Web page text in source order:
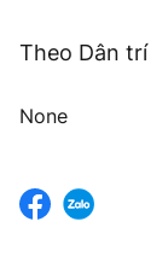
Theo Dân trí
None